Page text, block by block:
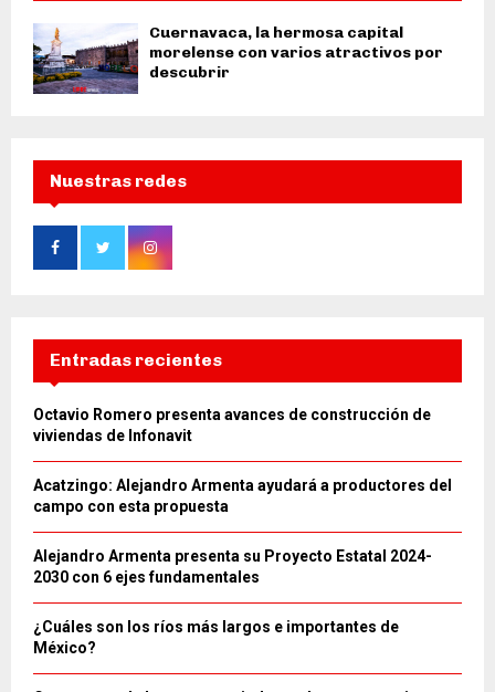
Cuernavaca, la hermosa capital
morelense con varios atractivos por
descubrir
Nuestras redes
Entradas recientes
Octavio Romero presenta avances de construcción de
viviendas de Infonavit
Acatzingo: Alejandro Armenta ayudará a productores del
campo con esta propuesta
Alejandro Armenta presenta su Proyecto Estatal 2024-
2030 con 6 ejes fundamentales
¿Cuáles son los ríos más largos e importantes de
México?